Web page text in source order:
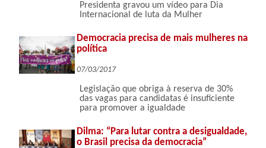
Presidenta gravou um vídeo para Dia
Internacional de luta da Mulher
Democracia precisa de mais mulheres na
política
07/03/2017
Legislação que obriga à reserva de 30%
das vagas para candidatas é insuficiente
para promover a igualdade
Dilma: “Para lutar contra a desigualdade,
o Brasil precisa da democracia”